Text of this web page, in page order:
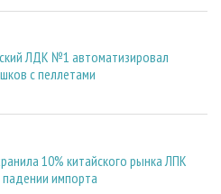
ЛДК №1 автоматизировал
с пеллетами
10% китайского рынка ЛПК
импорта